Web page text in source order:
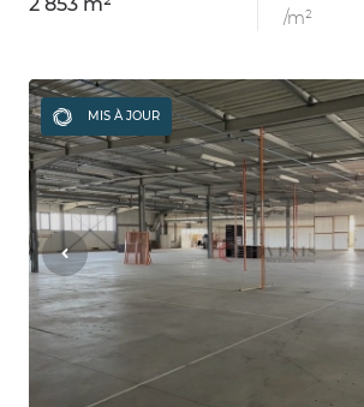
/m²
MIS À JOUR